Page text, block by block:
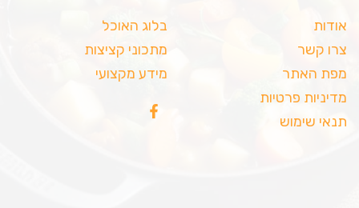
אודות
צרו קשר
מפת האתר
מדיניות פרטיות
תנאי שימוש
בלוג האוכל
מתכוני קציצות
מידע מקצועי